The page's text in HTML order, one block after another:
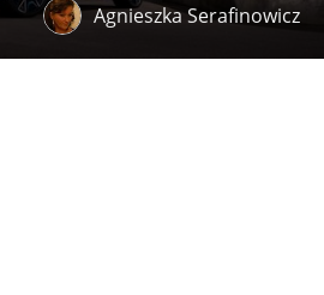
Agnieszka Serafinowicz